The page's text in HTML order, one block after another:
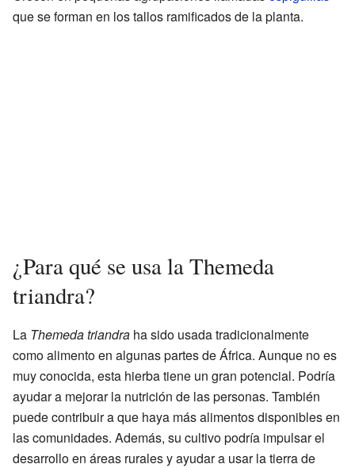
que se forman en los tallos ramificados de la planta.
¿Para qué se usa la Themeda
triandra?
La Themeda triandra ha sido usada tradicionalmente
como alimento en algunas partes de África. Aunque no es
muy conocida, esta hierba tiene un gran potencial. Podría
ayudar a mejorar la nutrición de las personas. También
puede contribuir a que haya más alimentos disponibles en
las comunidades. Además, su cultivo podría impulsar el
desarrollo en áreas rurales y ayudar a usar la tierra de